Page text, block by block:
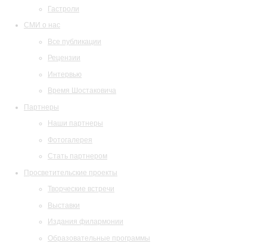
Гастроли
СМИ о нас
Все публикации
Рецензии
Интервью
Время Шостаковича
Партнеры
Наши партнеры
Фотогалерея
Стать партнером
Просветительские проекты
Творческие встречи
Выставки
Издания филармонии
Образовательные программы